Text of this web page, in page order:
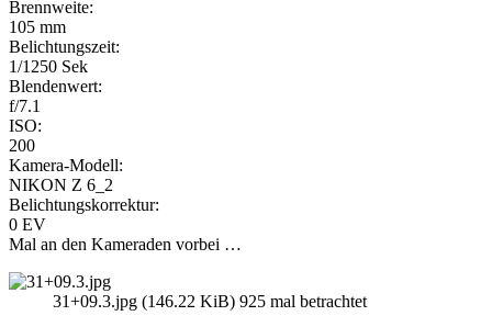
Brennweite:
105 mm
Belichtungszeit:
1/1250 Sek
Blendenwert:
f/7.1
ISO:
200
Kamera-Modell:
NIKON Z 6_2
Belichtungskorrektur:
0 EV
Mal an den Kameraden vorbei …
31+09.3.jpg (146.22 KiB) 925 mal betrachtet